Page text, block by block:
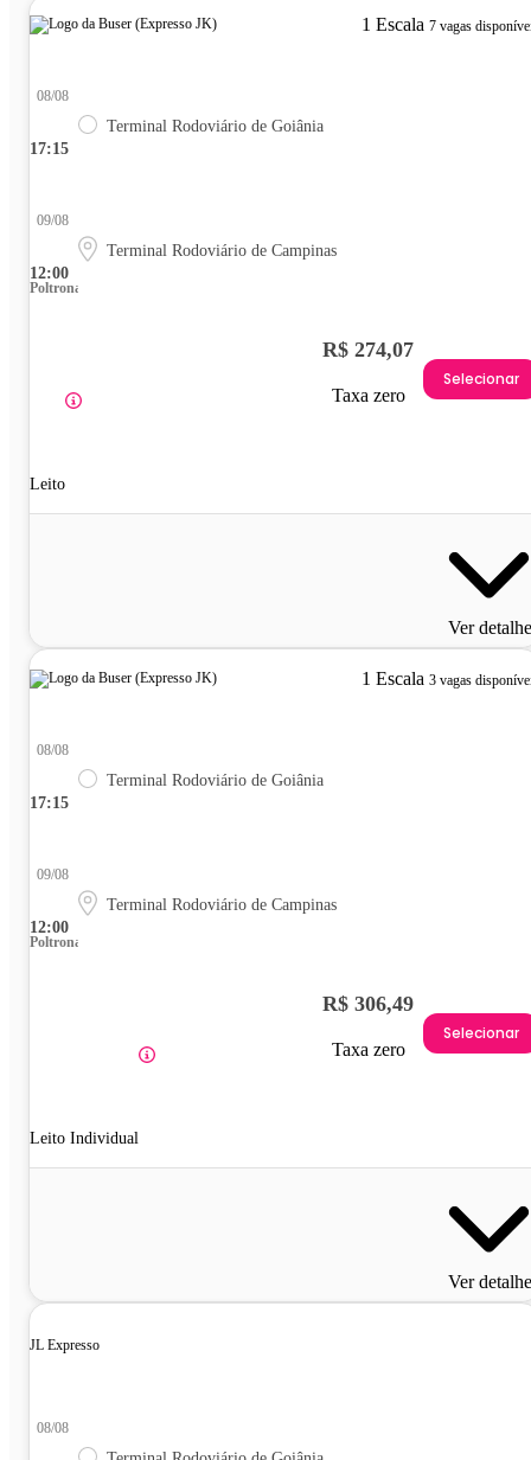
1 Escala 7 vagas
17:15
08/08
Terminal Rodoviário de Goiânia
12:00
09/08
Terminal Rodoviário de Campinas
Poltrona
Leito
R$ 274,07
Taxa zero
Selecionar
Ver
1 Escala 3 vagas
17:15
08/08
Terminal Rodoviário de Goiânia
12:00
09/08
Terminal Rodoviário de Campinas
Poltrona
Leito Individual
R$ 306,49
Taxa zero
Selecionar
Ver
JL Expresso
08/08